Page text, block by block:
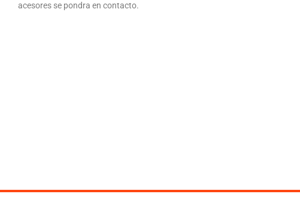
acesores se pondra en contacto.